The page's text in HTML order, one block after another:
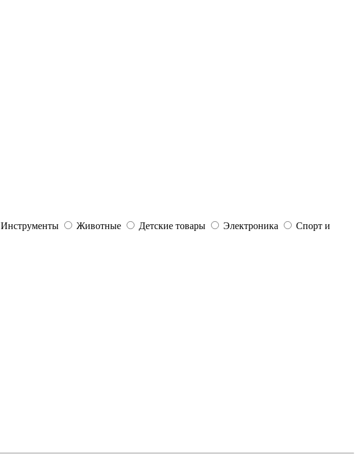
Инструменты Животные Детские товары Электроника
Спорт и